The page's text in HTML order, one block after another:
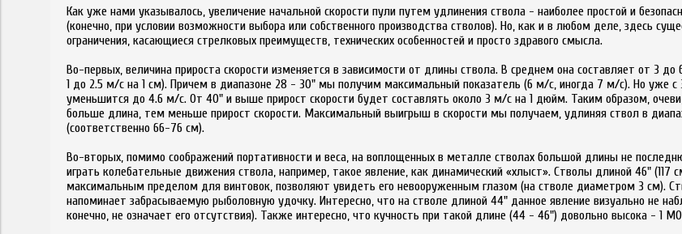
Как уже нами указывалось, увеличение начальной скорости пули путем удлинения ствола - наиболее простой и
(конечно, при условии возможности выбора или собственного производства стволов). Но, как и в любом деле, здесь
ограничения, касающиеся стрелковых преимуществ, технических особенностей и просто здравого смысла.
Во-первых, величина прироста скорости изменяется в зависимости от длины ствола. В среднем она составляет от 3
1 до 2.5 м/с на 1 см). Причем в диапазоне 28 - 30" мы получим максимальный показатель (6 м/с, иногда 7 м/с). Но уже с
уменьшится до 4.6 м/с. От 40" и выше прирост скорости будет составлять около 3 м/с на 1 дюйм. Таким образом,
больше длина, тем меньше прирост скорости. Максимальный выигрыш в скорости мы получаем, удлиняя ствол в
(соответственно 66-76 см).
Во-вторых, помимо соображений портативности и веса, на воплощенных в металле стволах большой длины не
играть колебательные движения ствола, например, такое явление, как динамический «хлыст». Стволы длиной 46" (117
максимальным пределом для винтовок, позволяют увидеть его невооруженным глазом (на стволе диаметром 3 см).
напоминает забрасываемую рыболовную удочку. Интересно, что на стволе длиной 44" данное явление визуально не
конечно, не означает его отсутствия). Также интересно, что кучность при такой длине (44 - 46") довольно высока - 1